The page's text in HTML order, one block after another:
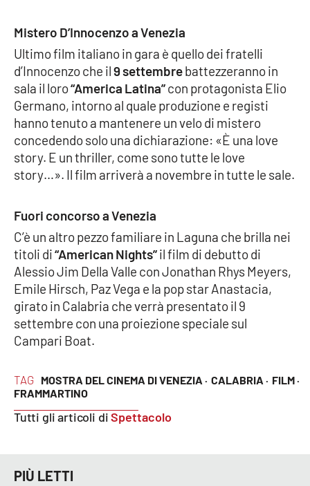
Android
Apple
TAG MOSTRA DEL CINEMA DI VENEZIA · CALABRIA · FILM ·
FRAMMARTINO
Tutti gli articoli diSpettacolo
Mistero D’Innocenzo a Venezia
Ultimo film italiano in gara è quello dei fratelli
d’Innocenzo che il9 settembrebattezzeranno in
sala il loro“America Latina”con protagonista Elio
Germano, intorno al quale produzione e registi
hanno tenuto a mantenere un velo di mistero
concedendo solo una dichiarazione: «È una love
story. E un thriller, come sono tutte le love
story…». Il film arriverà a novembre in tutte le sale.
Fuori concorso a Venezia
C’è un altro pezzo familiare in Laguna che brilla nei
titoli di“American Nights”il film di debutto di
Alessio Jim Della Valle con Jonathan Rhys Meyers,
Emile Hirsch, Paz Vega e la pop star Anastacia,
girato in Calabria che verrà presentato il 9
settembre con una proiezione speciale sul
Campari Boat.
PIÙ LETTI